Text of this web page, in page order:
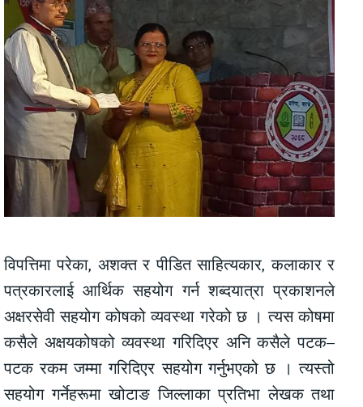
विपत्तिमा परेका, अशक्त र पीडित साहित्यकार, कलाकार र
पत्रकारलाई आर्थिक सहयोग गर्न शब्दयात्रा प्रकाशनले
अक्षरसेवी सहयोग कोषको व्यवस्था गरेको छ । त्यस कोषमा
कसैले अक्षयकोषको व्यवस्था गरिदिएर अनि कसैले पटक–
पटक रकम जम्मा गरिदिएर सहयोग गर्नुभएको छ । त्यस्तो
सहयोग गर्नेहरूमा खोटाङ जिल्लाका प्रतिभा लेखक तथा